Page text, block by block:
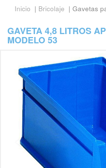
Inicio | Bricolaje | Gavetas
GAVETA 4,8 LITROS
MODELO 53